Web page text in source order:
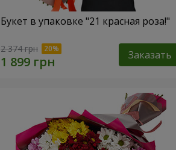
Букет в упаковке "21 красная роза!"
2 374 грн Заказать